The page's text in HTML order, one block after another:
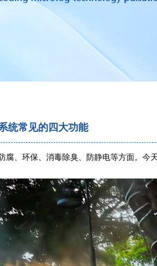
统常见的四大功能
、环保、消毒除臭、防静电等方面。今